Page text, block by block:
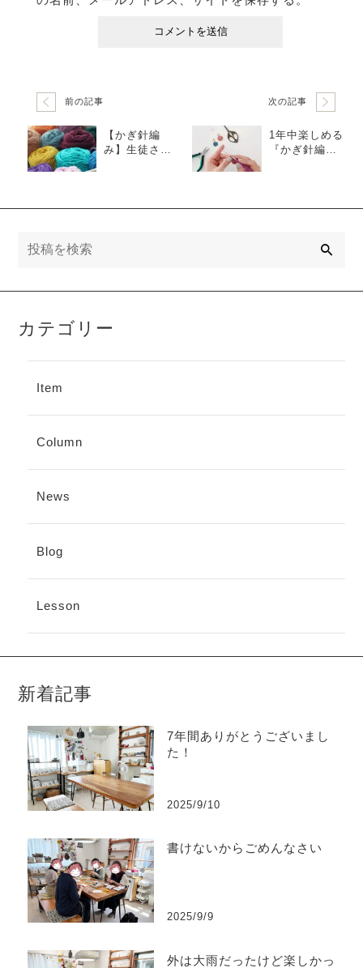
前の記事
【かぎ針編
み】生徒さん
次の記事
1年中楽しめる
『かぎ針編み
カテゴリー
Item
Column
News
Blog
Lesson
新着記事
7年間ありがとうございまし
た！
2025/9/10
書けないからごめんなさい
2025/9/9
外は大雨だったけど楽しかっ